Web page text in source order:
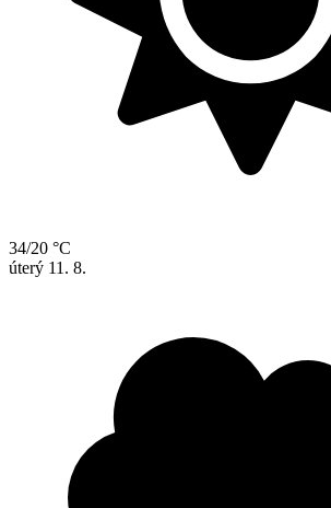
34/20 °C
úterý 11. 8.